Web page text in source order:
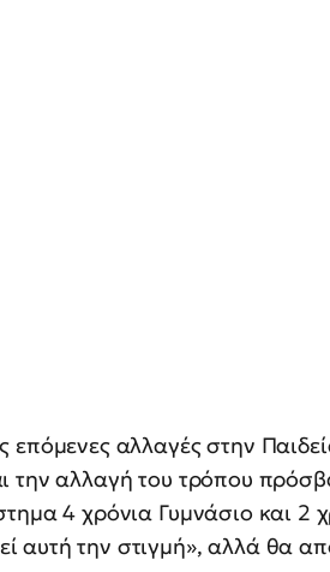
επόμενες αλλαγές στην
την αλλαγή του τρόπου
4 χρόνια Γυμνάσιο και 2
αυτή την στιγμή», αλλά θα